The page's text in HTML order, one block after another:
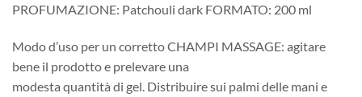
PROFUMAZIONE: Patchouli dark FORMATO: 200 ml
Modo d’uso per un corretto CHAMPI MASSAGE: agitare
bene il prodotto e prelevare una
modesta quantità di gel. Distribuire sui palmi delle mani e